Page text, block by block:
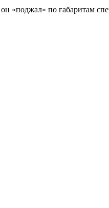
«поджал» по габаритам